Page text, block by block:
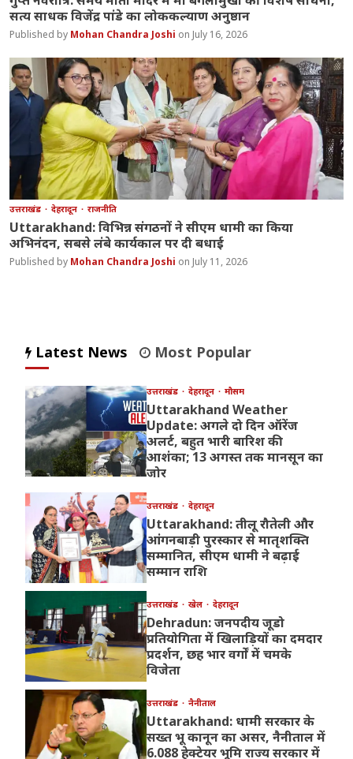
सत्य साधक विजेंद्र पांडे का लोककल्याण अनुष्ठान
Mohan Chandra Joshi July 16, 2026
उत्तराखंड देहरादून राजनीति
Uttarakhand: विभिन्न संगठनों ने सीएम धामी का किया
अभिनंदन, सबसे लंबे कार्यकाल पर दी बधाई
Mohan Chandra Joshi July 11, 2026
Latest News Most Popular
उत्तराखंड देहरादून मौसम
Uttarakhand Weather
Update: अगले दो दिन ऑरेंज
अलर्ट, बहुत भारी बारिश की
आशंका; 13 अगस्त तक मानसून का
जोर
उत्तराखंड देहरादून
Uttarakhand: तीलू रौतेली और
आंगनबाड़ी पुरस्कार से मातृशक्ति
सम्मानित, सीएम धामी ने बढ़ाई
सम्मान राशि
उत्तराखंड खेल देहरादून
Dehradun: जनपदीय जूडो
प्रतियोगिता में खिलाड़ियों का दमदार
प्रदर्शन, छह भार वर्गों में चमके
विजेता
उत्तराखंड नैनीताल
Uttarakhand: धामी सरकार के
सख्त भू कानून का असर, नैनीताल में
6.088 हेक्टेयर भूमि राज्य सरकार में